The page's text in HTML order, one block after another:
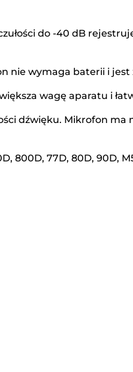
do -40 dB
nie wymaga baterii i
wagę aparatu i
dźwięku. Mikrofon
800D, 77D, 80D, 90D,